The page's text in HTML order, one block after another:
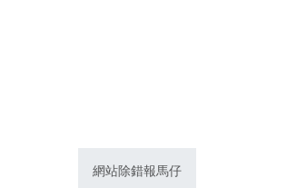
網站除錯報馬仔